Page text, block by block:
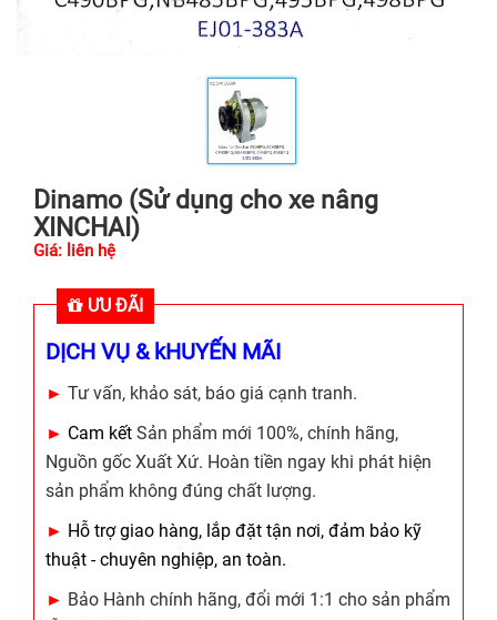
Dinamo (Sử dụng cho xe nâng
XINCHAI)
Giá: liên hệ
ƯU ĐÃI
DỊCH VỤ & kHUYẾN MÃI
► Tư vấn, khảo sát, báo giá cạnh tranh.
► Cam kết Sản phẩm mới 100%, chính hãng,
Nguồn gốc Xuất Xứ. Hoàn tiền ngay khi phát hiện
sản phẩm không đúng chất lượng.
► Hỗ trợ giao hàng, lắp đặt tận nơi, đảm bảo kỹ
thuật - chuyên nghiệp, an toàn.
► Bảo Hành chính hãng, đổi mới 1:1 cho sản phẩm